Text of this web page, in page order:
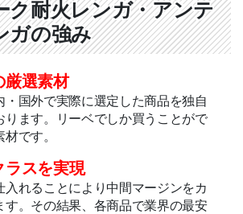
ク耐火レンガ・アンテ
ガの強み
厳選素材
・国外で実際に選定した商品を独自
ります。リーベでしか買うことがで
です。
ラスを実現
入れることにより中間マージンをカ
す。その結果、各商品で業界の最安